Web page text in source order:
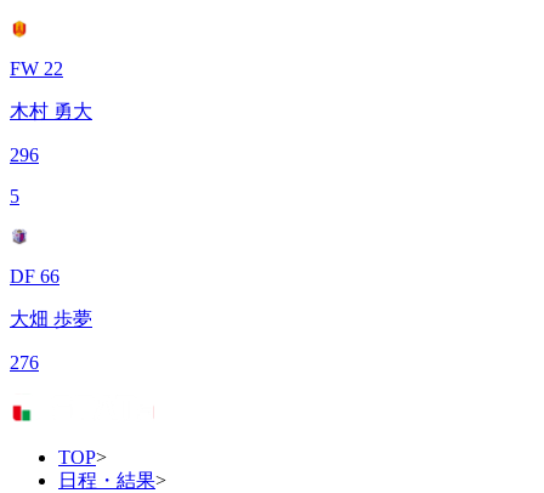
FW 22
木村 勇大
296
5
DF 66
大畑 歩夢
276
TOP>
日程・結果>